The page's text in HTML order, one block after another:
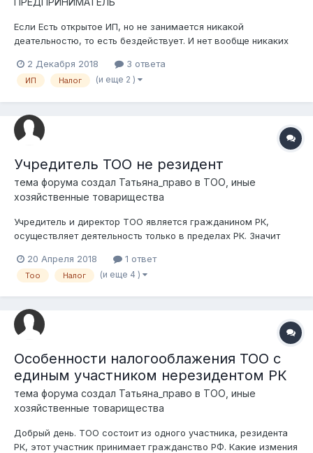
Если Есть открытое ИП, но не занимается никакой
деательностю, то есть бездействует. И нет вообще никаких
налоговую отчетность? Если да, то почему, и как лучше это
сделать?
2 Декабря 2018 3 ответа
ИП Налог (и еще 2 )
Учредитель ТОО не резидент
тема форума создал Татьяна_право в ТОО, иные
хозяйственные товарищества
Учредитель и директор ТОО является гражданином РК,
осуществляет деятельность только в пределах РК. Значит
- становится резидентом РФ. Как в этом случае правильно
производить уплату налогов ? Какие изменения произойдут в
20 Апреля 2018 1 ответ
Тоо Налог (и еще 4 )
Особенности налогооблажения ТОО с
единым участником нерезидентом РК
тема форума создал Татьяна_право в ТОО, иные
хозяйственные товарищества
Добрый день. ТОО состоит из одного участника, резидента
РК, этот участник принимает гражданство РФ. Какие измения